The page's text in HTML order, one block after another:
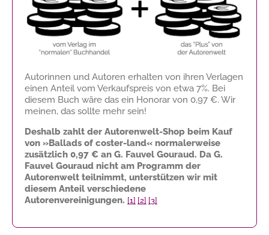
Autorinnen und Autoren erhalten von ihren Verlagen
einen Anteil vom Verkaufspreis von etwa 7%. Bei
diesem Buch wäre das ein Honorar von 0,97 €. Wir
meinen, das sollte mehr sein!
Deshalb zahlt der Autorenwelt-Shop beim Kauf
von »Ballads of coster-land« normalerweise
zusätzlich 0,97 € an G. Fauvel Gouraud. Da G.
Fauvel Gouraud nicht am Programm der
Autorenwelt teilnimmt, unterstützen wir mit
diesem Anteil verschiedene
Autorenvereinigungen. [1] [2] [3]